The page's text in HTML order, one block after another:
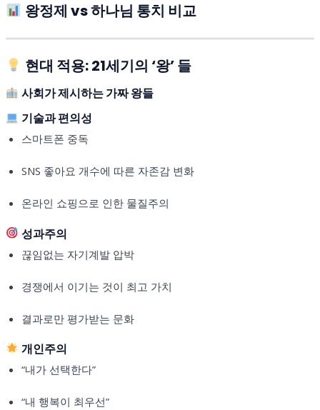
왕정제 vs 하나님 통치 비교
현대 적용: 21세기의 ‘왕’ 들
사회가 제시하는 가짜 왕들
기술과 편의성
스마트폰 중독
SNS 좋아요 개수에 따른 자존감 변화
온라인 쇼핑으로 인한 물질주의
성과주의
끊임없는 자기계발 압박
경쟁에서 이기는 것이 최고 가치
결과로만 평가받는 문화
개인주의
“내가 선택한다”
“내 행복이 최우선”